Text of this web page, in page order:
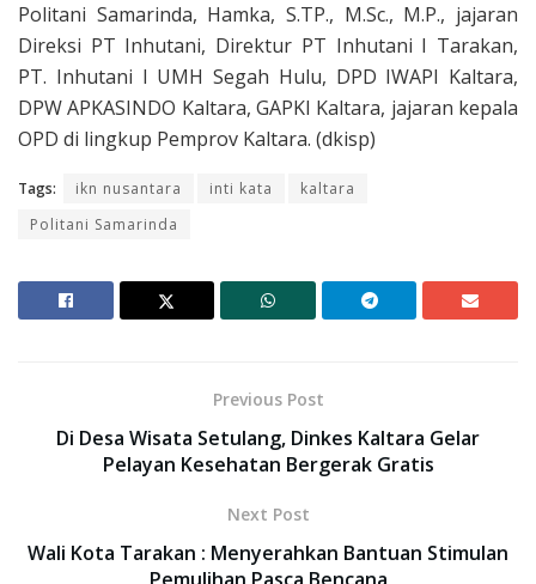
Politani Samarinda, Hamka, S.TP., M.Sc., M.P., jajaran
Direksi PT Inhutani, Direktur PT Inhutani I Tarakan,
PT. Inhutani I UMH Segah Hulu, DPD IWAPI Kaltara,
DPW APKASINDO Kaltara, GAPKI Kaltara, jajaran kepala
OPD di lingkup Pemprov Kaltara. (dkisp)
Tags: ikn nusantara inti kata
kaltara
Politani Samarinda
Previous Post
Di Desa Wisata Setulang, Dinkes Kaltara Gelar
Pelayan Kesehatan Bergerak Gratis
Next Post
Wali Kota Tarakan : Menyerahkan Bantuan Stimulan